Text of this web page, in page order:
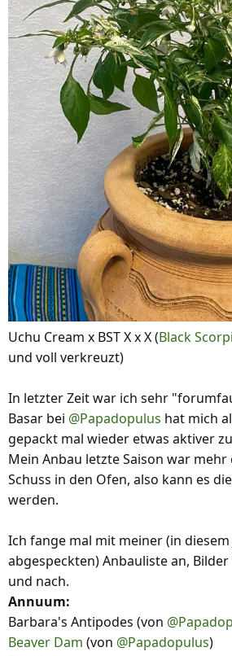
Uchu Cream x BST X x X (Black
und voll verkreuzt)
In letzter Zeit war ich sehr
Basar bei @Papadopulus hat mich
gepackt mal wieder etwas aktiver
Mein Anbau letzte Saison war
Schuss in den Ofen, also kann es
werden.
Ich fange mal mit meiner (in diesem
abgespeckten) Anbauliste an,
und nach.
Annuum:
Barbara's Antipodes (von
Beaver Dam (von @Papadopulus)